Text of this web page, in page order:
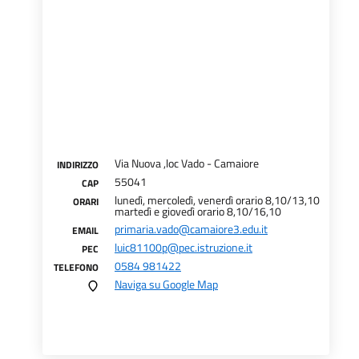
INDIRIZZO Via Nuova ,loc Vado - Camaiore
CAP 55041
ORARI lunedì, mercoledì, venerdì orario 8,10/13,10
martedì e giovedì orario 8,10/16,10
EMAIL primaria.vado@camaiore3.edu.it
PEC luic81100p@pec.istruzione.it
TELEFONO
0584 981422
Naviga su Google Map